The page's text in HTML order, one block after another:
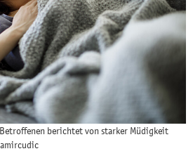
berichtet von starker Müdigkeit